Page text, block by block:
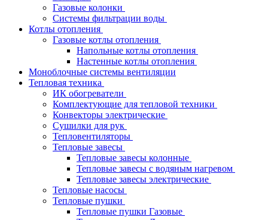
Газовые колонки
Системы фильтрации воды
Котлы отопления
Газовые котлы отопления
Напольные котлы отопления
Настенные котлы отопления
Моноблочные системы вентиляции
Тепловая техника
ИК обогреватели
Комплектующие для тепловой техники
Конвекторы электрические
Сушилки для рук
Тепловентиляторы
Тепловые завесы
Тепловые завесы колонные
Тепловые завесы с водяным нагревом
Тепловые завесы электрические
Тепловые насосы
Тепловые пушки
Тепловые пушки Газовые